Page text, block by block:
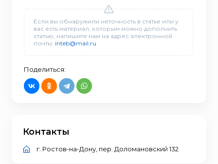
Если вы обнаружили неточность в статье или у
вас есть материал, которым можно дополнить
статью, напишите нам на адрес электронной
почты: inteb@mail.ru
Поделиться:
Контакты
г. Ростов-на-Дону, пер. Доломановский 132